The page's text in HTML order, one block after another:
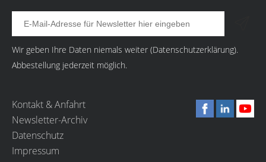
Wir geben Ihre Daten niemals weiter (Datenschutzerklärung).
Abbestellung jederzeit möglich.
Kontakt & Anfahrt
Newsletter-Archiv
Datenschutz
Impressum